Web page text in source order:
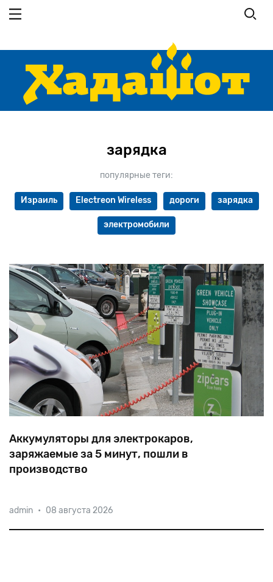
зарядка
популярные теги:
Израиль Electreon Wireless дороги зарядка
электромобили
Аккумуляторы для электрокаров,
заряжаемые за 5 минут, пошли в
производство
StoreDot, один из учредителей которой —
репатриант из бывшего СССР, отец «флэшки»,
admin • 08 августа 2026